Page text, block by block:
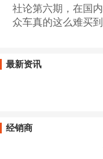
社论第六期，在国
众车真的这么难买
最新资讯
经销商